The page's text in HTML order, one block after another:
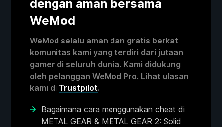
dengan aman bersama
WeMod
WeMod selalu aman dan gratis berkat
komunitas kami yang terdiri dari jutaan
gamer di seluruh dunia. Kami didukung
oleh pelanggan WeMod Pro. Lihat ulasan
kami di Trustpilot.
Bagaimana cara menggunakan cheat di
METAL GEAR & METAL GEAR 2: Solid